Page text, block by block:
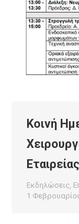
Κοινή
Εκδηλώσεις,
1